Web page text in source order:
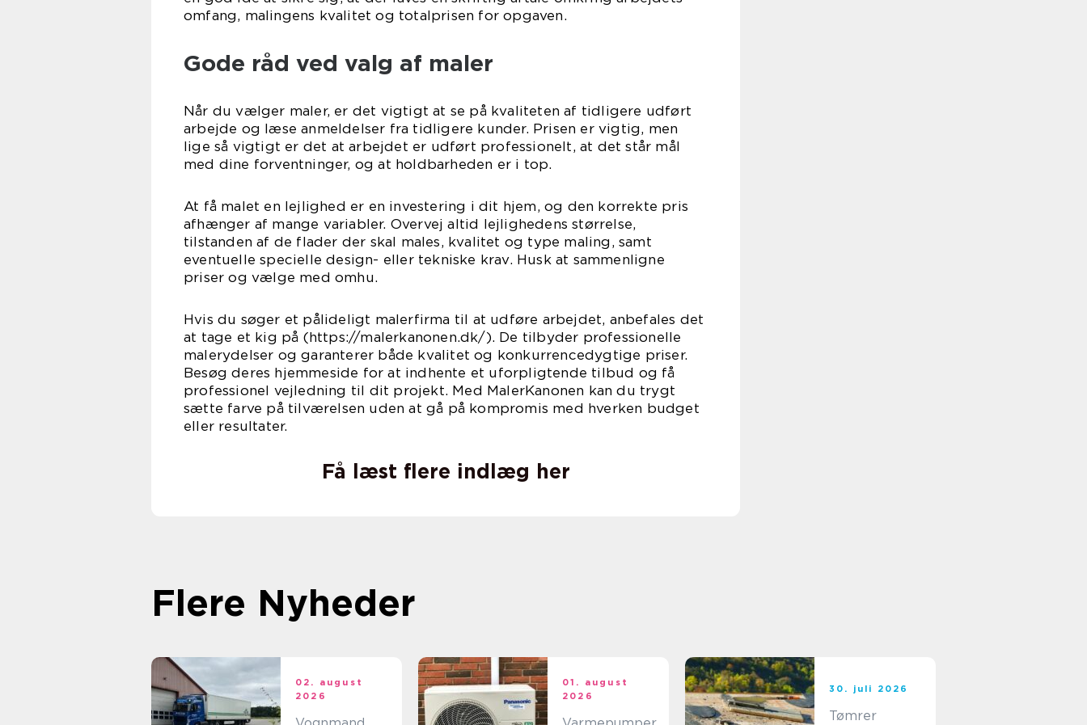
omfang, malingens kvalitet og totalprisen for opgaven.
Gode råd ved valg af maler
Når du vælger maler, er det vigtigt at se på kvaliteten af tidligere udført
arbejde og læse anmeldelser fra tidligere kunder. Prisen er vigtig, men
lige så vigtigt er det at arbejdet er udført professionelt, at det står mål
med dine forventninger, og at holdbarheden er i top.
At få malet en lejlighed er en investering i dit hjem, og den korrekte pris
afhænger af mange variabler. Overvej altid lejlighedens størrelse,
tilstanden af de flader der skal males, kvalitet og type maling, samt
eventuelle specielle design- eller tekniske krav. Husk at sammenligne
priser og vælge med omhu.
Hvis du søger et pålideligt malerfirma til at udføre arbejdet, anbefales det
at tage et kig på (https://malerkanonen.dk/). De tilbyder professionelle
malerydelser og garanterer både kvalitet og konkurrencedygtige priser.
Besøg deres hjemmeside for at indhente et uforpligtende tilbud og få
professionel vejledning til dit projekt. Med MalerKanonen kan du trygt
sætte farve på tilværelsen uden at gå på kompromis med hverken budget
eller resultater.
Få læst flere indlæg her
Flere Nyheder
02. august
2026
01. august
2026
30. juli 2026
Tømrer